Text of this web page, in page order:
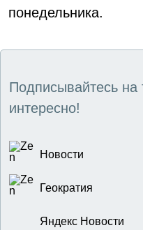
понедельника.
Подписывайтесь на
интересно!
Новости
Геократия
Яндекс Новости